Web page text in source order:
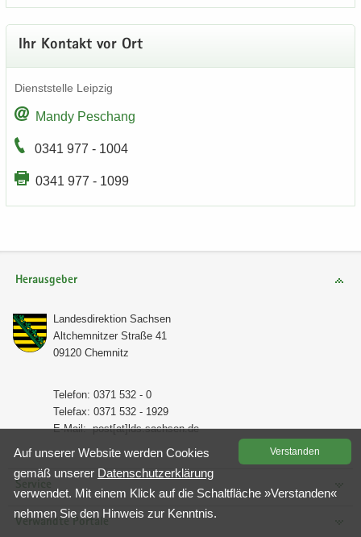
Ihr Kon­takt vor Ort
Dienst­stel­le Leip­zig
Mandy Peschang
0341 977 - 1004
0341 977 - 1099
Herausgeber
Lan­des­di­rek­ti­on Sach­sen
Alt­chem­nit­zer Stra­ße 41
09120 Chem­nitz
Te­le­fon: 0371 532 - 0
Te­le­fax: 0371 532 - 1929
E-​Mail:post[at]lds.sach­sen.de
Verwandte Portale
Ver­stan­den
Auf un­se­rer Web­site wer­den Coo­kies
gemäß un­se­rer Da­ten­schutz­er­klä­rung
ver­wen­det. Mit einem Klick auf die Schalt­flä­che »Ver­stan­den«
neh­men Sie den Hin­weis zur Kennt­nis.